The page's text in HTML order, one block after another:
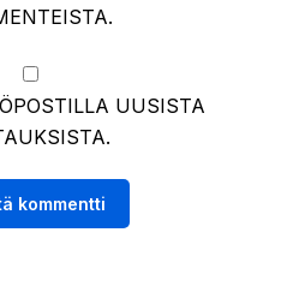
UUSISTA